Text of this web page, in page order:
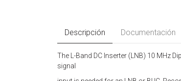
Descripción Documentación
The L-Band DC Inserter (LNB) 10 MHz
signal